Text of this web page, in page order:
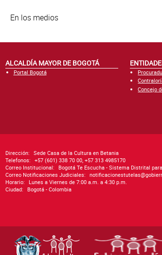
En los medios
ALCALDÍA MAYOR DE BOGOTÁ
Portal Bogotá
Concejo
Dirección: Sede Casa de la Cultura en Betania
Telefonos: +57 (601) 338 70 00, +57 313 4985170
Correo Institucional:
Bogotá Te Escucha - Sistema Distrital
Correo Notificaciones Judiciales:
Horario:
Lunes a Viernes de 7:00 a.m. a 4:30 p.m.
Ciudad:
Bogotá - Colombia